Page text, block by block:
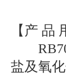
【产 品
RB702
盐及氧